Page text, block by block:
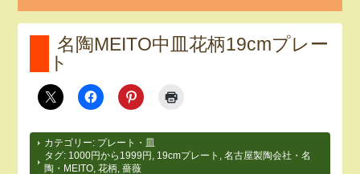
名陶MEITO中皿花柄19cmプレー
ト
カテゴリー: プレート・皿
タグ: 1000円から1999円 19cmプレート ,名古屋製陶会社・名
陶・MEITO ,花柄 ,薔薇